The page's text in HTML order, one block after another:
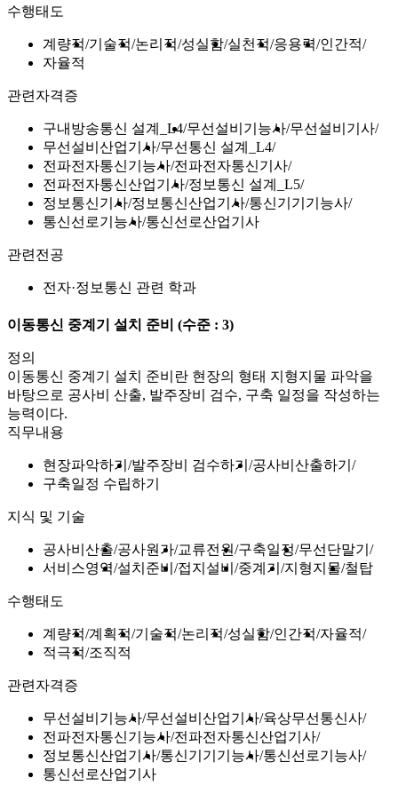
수행태도
계량적 기술적 논리적 성실함 실천적 응용력 인간적
자율적
관련자격증
구내방송통신 설계_L4 무선설비기능사 무선설비기사
무선설비산업기사 무선통신 설계_L4
전파전자통신기능사 전파전자통신기사
전파전자통신산업기사 정보통신 설계_L5
정보통신기사 정보통신산업기사 통신기기기능사
통신선로기능사 통신선로산업기사
관련전공
전자·정보통신 관련 학과
이동통신 중계기 설치 준비 (수준 : 3)
정의
이동통신 중계기 설치 준비란 현장의 형태 지형지물 파악을
바탕으로 공사비 산출, 발주장비 검수, 구축 일정을 작성하는
능력이다.
직무내용
현장파악하기 발주장비 검수하기
공사비산출하기
구축일정 수립하기
지식 및 기술
공사비산출 공사원가 교류전원 구축일정 무선단말기
서비스영역 설치준비 접지설비 중계기 지형지물 철탑
수행태도
계량적 계획적 기술적 논리적 성실함 인간적 자율적
적극적 조직적
관련자격증
무선설비기능사 무선설비산업기사 육상무선통신사
전파전자통신기능사 전파전자통신산업기사
정보통신산업기사 통신기기기능사 통신선로기능사
통신선로산업기사